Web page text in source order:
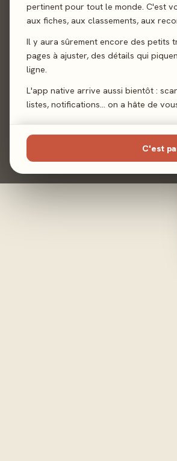
pertinent pour tout le monde. C'est
aux fiches, aux classements, aux
Il y aura sûrement encore des petits
pages à ajuster, des détails qui
ligne.
L'app native arrive aussi bientôt :
listes, notifications… on a hâte de
C'est
Similaires